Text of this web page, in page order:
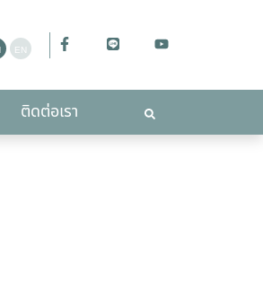
ติดต่อเรา